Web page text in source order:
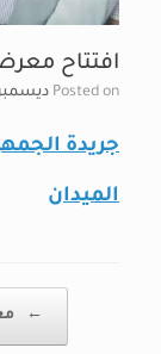
افتتاح
Posted on ديسمبر 1,
جريدة
الميدان
←